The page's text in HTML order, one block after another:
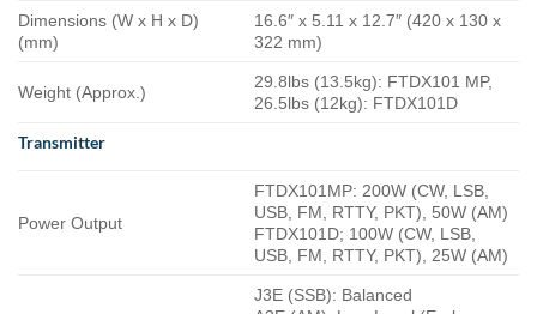
Dimensions (W x H x D)
(mm)
16.6″ x 5.11 x 12.7″ (420 x 130 x
322 mm)
Weight (Approx.)
29.8lbs (13.5kg): FTDX101 MP,
26.5lbs (12kg): FTDX101D
Transmitter
Power Output
FTDX101MP: 200W (CW, LSB,
USB, FM, RTTY, PKT), 50W (AM)
FTDX101D; 100W (CW, LSB,
USB, FM, RTTY, PKT), 25W (AM)
J3E (SSB): Balanced